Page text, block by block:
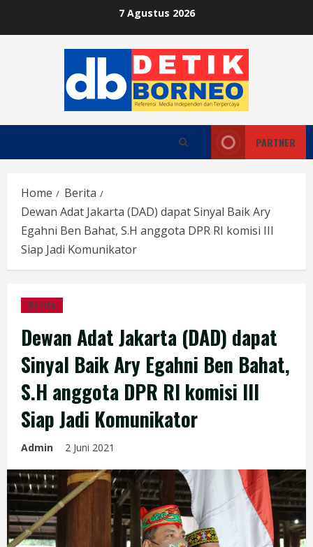
7 Agustus 2026
PARTNER
Home
Berita
Dewan Adat Jakarta (DAD) dapat Sinyal Baik Ary
Egahni Ben Bahat, S.H anggota DPR RI komisi III
Siap Jadi Komunikator
Berita
Dewan Adat Jakarta (DAD) dapat
Sinyal Baik Ary Egahni Ben Bahat,
S.H anggota DPR RI komisi III
Siap Jadi Komunikator
Admin 2 Juni 2021